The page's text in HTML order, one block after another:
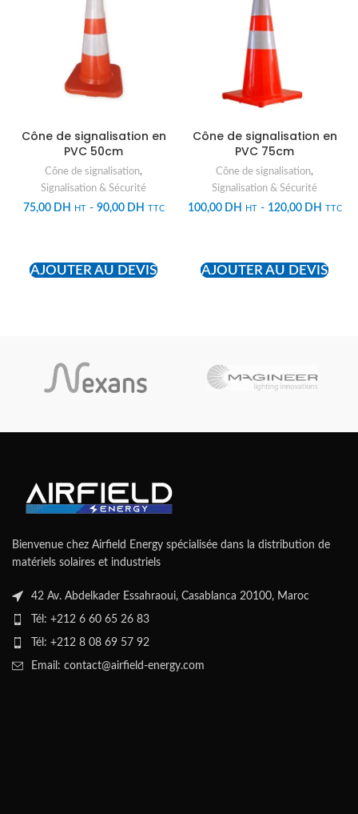
Cône de signalisation en
PVC 50cm
Cône de signalisation,
Signalisation & Sécurité
75,00 DH HT- 90,00 DH TTC
AJOUTER AU DEVIS
Cône de signalisation en
PVC 75cm
Cône de signalisation,
Signalisation & Sécurité
100,00 DH HT- 120,00 DH TTC
AJOUTER AU DEVIS
Bienvenue chez Airfield Energy spécialisée dans la distribution de
matériels solaires et industriels
42 Av. Abdelkader Essahraoui, Casablanca 20100, Maroc
Tél: +212 6 60 65 26 83
Tél: +212 8 08 69 57 92
Email: contact@airfield-energy.com